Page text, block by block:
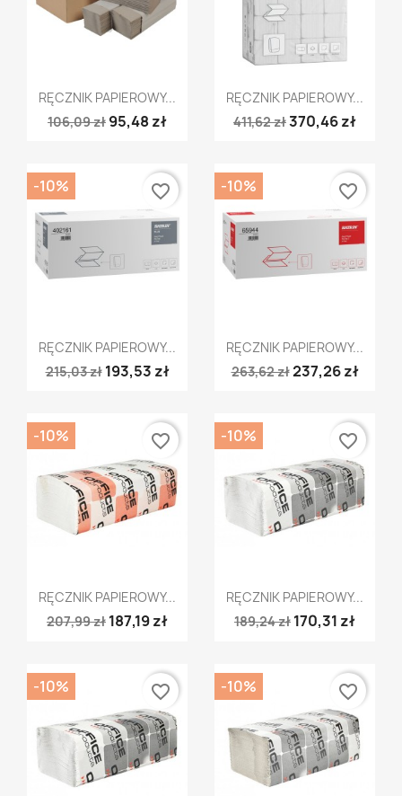
Szybki podgląd
RĘCZNIK PAPIEROWY...
106,09 zł 95,48 zł
Szybki podgląd
RĘCZNIK PAPIEROWY...
411,62 zł370,46 zł
Szybki podgląd
RĘCZNIK PAPIEROWY...
215,03 zł 193,53 zł
-10% favorite_border
Szybki podgląd
RĘCZNIK PAPIEROWY...
263,62 zł237,26 zł
-10% favorite_border
Szybki podgląd
RĘCZNIK PAPIEROWY...
207,99 zł 187,19 zł
-10% favorite_border
Szybki podgląd
RĘCZNIK PAPIEROWY...
189,24 zł 170,31 zł
-10% favorite_border
-10% favorite_border -10% favorite_border